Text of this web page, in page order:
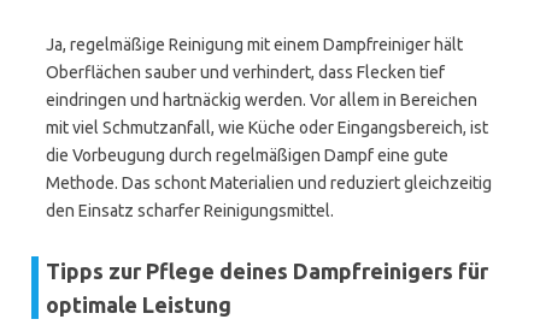
Ja, regelmäßige Reinigung mit einem Dampfreiniger hält
Oberflächen sauber und verhindert, dass Flecken tief
eindringen und hartnäckig werden. Vor allem in Bereichen
mit viel Schmutzanfall, wie Küche oder Eingangsbereich, ist
die Vorbeugung durch regelmäßigen Dampf eine gute
Methode. Das schont Materialien und reduziert gleichzeitig
den Einsatz scharfer Reinigungsmittel.
Tipps zur Pflege deines Dampfreinigers für
optimale Leistung